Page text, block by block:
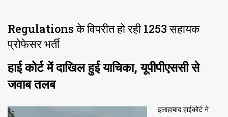
Regulations के विपरीत हो रही 1253 सहायक
प्रोफेसर भर्ती
हाई कोर्ट में दाखिल हुई याचिका, यूपीपीएससी से
जवाब तलब
इलाहाबाद हाईकोर्ट ने